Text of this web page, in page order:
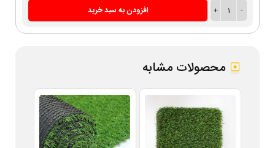
-
1
+ افزودن به سبد خرید
محصولات مشابه